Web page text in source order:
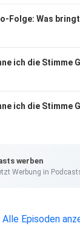
werben
Werbung in
Alle Episoden